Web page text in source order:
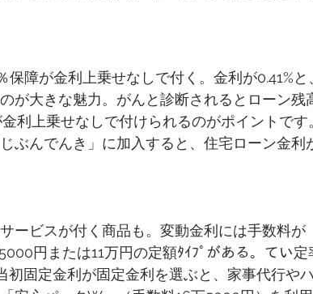
保障が金利上乗せなしで付く。金利が0.41%と
が大きな魅力。がんと診断されるとローン残
利上乗せなしで付けられるのがポイントです
ぶんでんき」に加入すると、住宅ローン金利
ービスが付く商品も。変動金利には手数料が
円または11万円の定額ﾀｲﾌﾟがある。てい
初固定金利が固定金利を選ぶと、家事代行や